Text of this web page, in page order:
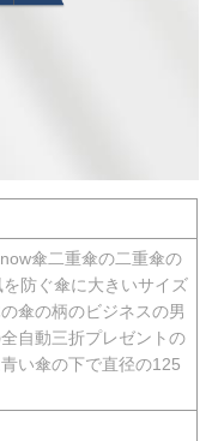
傘二重傘の二重傘の
防ぐ傘に大きいサイズ
傘の柄のビジネスの男
自動三折プレゼントの
い傘の下で直径の125